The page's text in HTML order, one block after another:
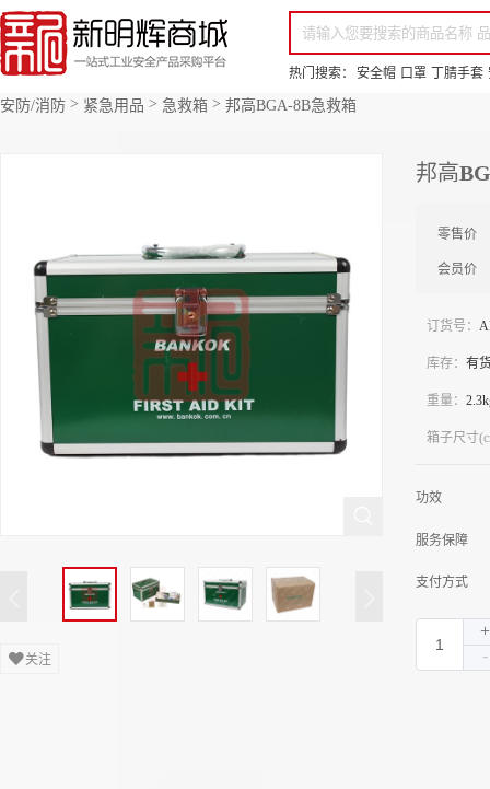
你好，欢迎来到新明辉！ 请登录
免费注册
专属服务 超低折扣价
热门搜索：
安全帽 口罩 丁腈手套
全部商品分类 场景采购 品
安防/消防 > 紧急用品 > 急救箱 > 邦高BGA-8B急救箱
关注
邦高
零售价
会员价
订货号：
库存： 有
重量：
箱子尺寸
功效
服务保障
支付方式